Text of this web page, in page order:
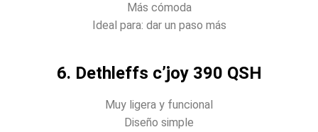
Más cómoda
Ideal para: dar un paso más
6. Dethleffs c’joy 390 QSH
Muy ligera y funcional
Diseño simple